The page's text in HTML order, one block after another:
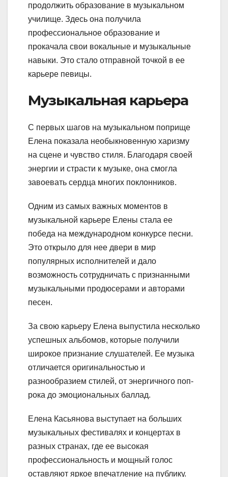
продолжить образование в музыкальном
училище. Здесь она получила
профессиональное образование и
прокачала свои вокальные и музыкальные
навыки. Это стало отправной точкой в ее
карьере певицы.
Музыкальная карьера
С первых шагов на музыкальном поприще
Елена показала необыкновенную харизму
на сцене и чувство стиля. Благодаря своей
энергии и страсти к музыке, она смогла
завоевать сердца многих поклонников.
Одним из самых важных моментов в
музыкальной карьере Елены стала ее
победа на международном конкурсе песни.
Это открыло для нее двери в мир
популярных исполнителей и дало
возможность сотрудничать с признанными
музыкальными продюсерами и авторами
песен.
За свою карьеру Елена выпустила несколько
успешных альбомов, которые получили
широкое признание слушателей. Ее музыка
отличается оригинальностью и
разнообразием стилей, от энергичного поп-
рока до эмоциональных баллад.
Елена Касьянова выступает на больших
музыкальных фестивалях и концертах в
разных странах, где ее высокая
профессиональность и мощный голос
оставляют яркое впечатление на публику.